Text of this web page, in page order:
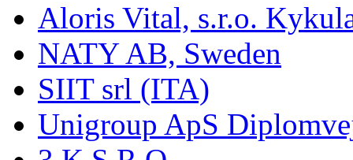
Aloris Vital, s.r.o.
NATY AB, Sweden
SIIT srl (ITA)
Unigroup ApS